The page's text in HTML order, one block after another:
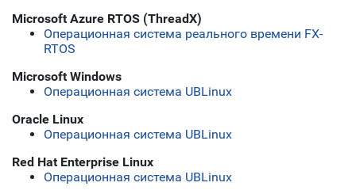
Microsoft Azure RTOS (ThreadX)
Операционная система реального времени FX-
RTOS
Microsoft Windows
Операционная система UBLinux
Oracle Linux
Операционная система UBLinux
Red Hat Enterprise Linux
Операционная система UBLinux